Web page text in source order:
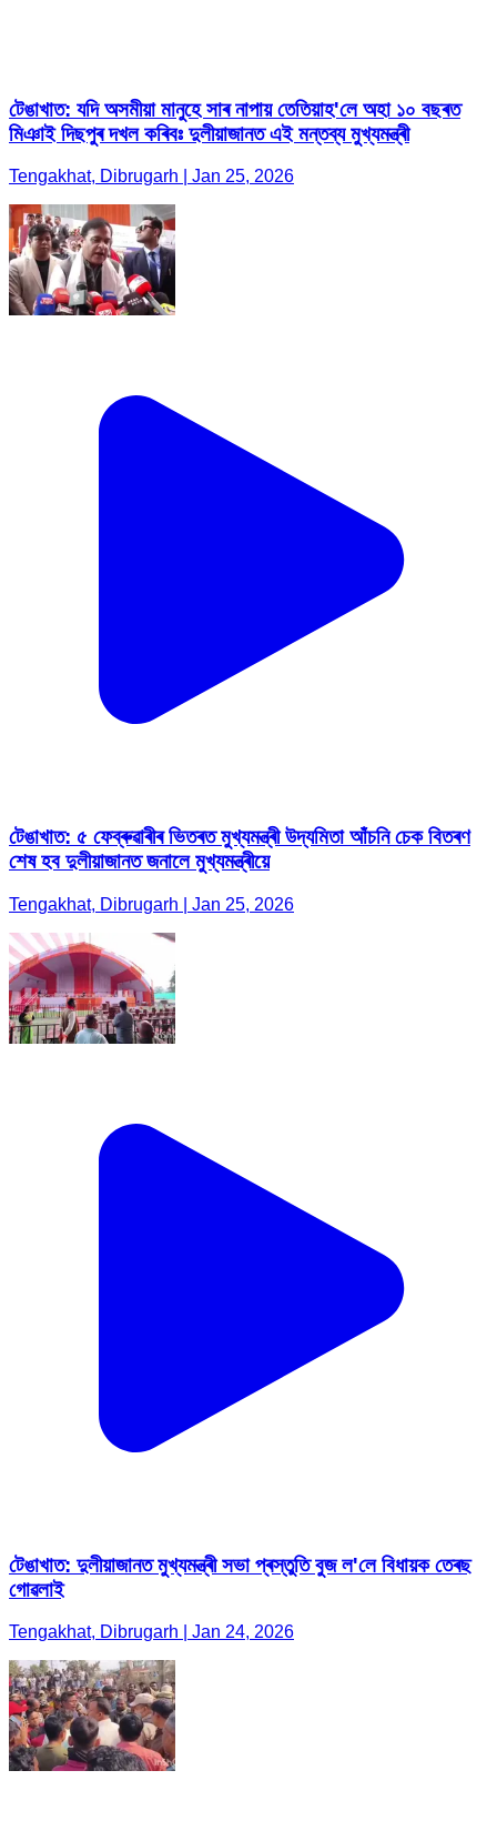
টেঙাখাত: যদি অসমীয়া মানুহে সাৰ নাপায় তেতিয়াহ'লে অহা ১০ বছৰত
মিঞাই দিছপুৰ দখল কৰিবঃ দুলীয়াজানত এই মন্তব্য মুখ্যমন্ত্ৰী
Tengakhat, Dibrugarh | Jan 25, 2026
টেঙাখাত: ৫ ফেব্ৰুৱাৰীৰ ভিতৰত মুখ্যমন্ত্ৰী উদ্যমিতা আঁচনি চেক বিতৰণ
শেষ হব দুলীয়াজানত জনালে মুখ্যমন্ত্ৰীয়ে
Tengakhat, Dibrugarh | Jan 25, 2026
টেঙাখাত: দুলীয়াজানত মুখ্যমন্ত্ৰী সভা প্ৰস্তুতি বুজ ল'লে বিধায়ক তেৰছ
গোৱলাই
Tengakhat, Dibrugarh | Jan 24, 2026